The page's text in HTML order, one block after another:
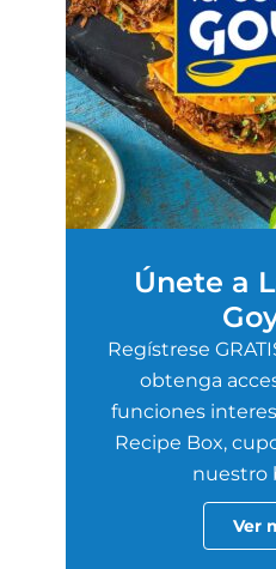
Únete a
Regístrese
obtenga
funciones
Recipe Box,
nuestro
Ver